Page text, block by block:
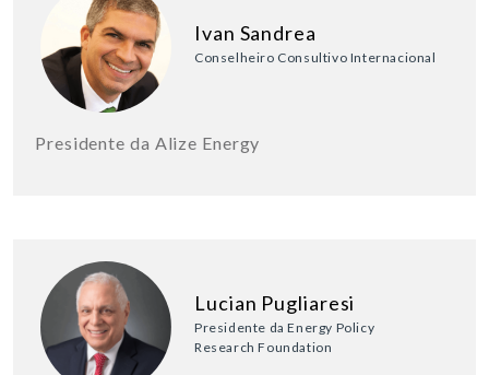
Ivan Sandrea
Conselheiro Consultivo Internacional
Presidente da Alize Energy
Lucian Pugliaresi
Presidente da Energy Policy
Research Foundation